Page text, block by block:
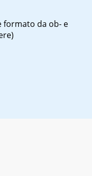
formato da ob- e